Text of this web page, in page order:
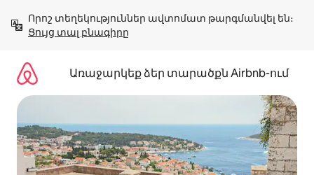
բովանդակությանը
Ցույց տալ բնագիրը
Առաջարկեք ձեր տարածքն Airbnb-ում